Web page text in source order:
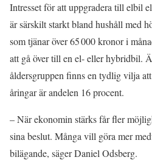
Intresset för att uppgradera till elbil
är särskilt starkt bland hushåll med
som tjänar över 65 000 kronor i
att gå över till en el- eller hybridbil.
åldersgruppen finns en tydlig vilja
åringar är andelen 16 procent.
– När ekonomin stärks får fler
sina beslut. Många vill göra mer
bilägande, säger Daniel Odsberg.